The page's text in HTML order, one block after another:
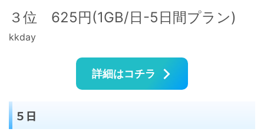
３位 625円(1GB/日-5日間プラン)
kkday
詳細はコチラ
５日